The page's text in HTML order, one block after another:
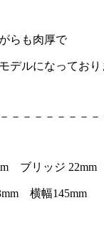
らも肉厚で
デルになっており
－－－－－－－－
ブリッジ 22mm
横幅145mm